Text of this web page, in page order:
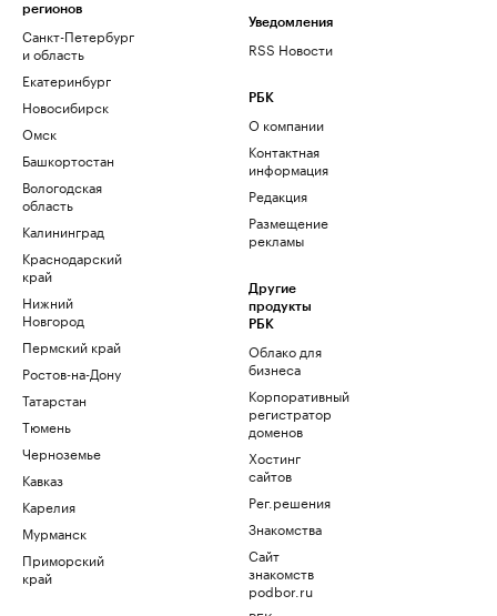
регионов
Санкт-Петербург
и область
Екатеринбург
Новосибирск
Омск
Башкортостан
Вологодская
область
Калининград
Краснодарский
край
Нижний
Новгород
Пермский край
Ростов-на-Дону
Татарстан
Тюмень
Черноземье
Кавказ
Карелия
Мурманск
Приморский
край
Уведомления
RSS Новости
РБК
О компании
Контактная
информация
Редакция
Размещение
рекламы
Другие
продукты
РБК
Облако для
бизнеса
Корпоративный
регистратор
доменов
Хостинг
сайтов
Рег.решения
Знакомства
Сайт
знакомств
podbor.ru